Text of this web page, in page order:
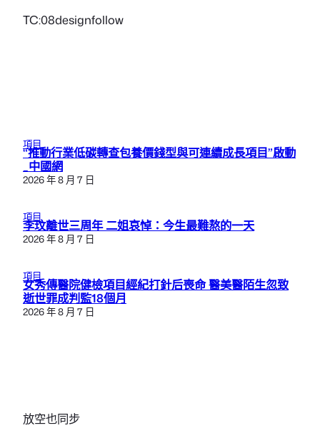
TC:08designfollow
項目
“推動行業低碳轉查包養價錢型與可連續成長項目”啟動
_中國網
2026 年 8 月 7 日
項目
李玟離世三周年 二姐哀悼：今生最難熬的一天
2026 年 8 月 7 日
項目
女秀傳醫院健檢項目經紀打針后喪命 醫美醫陌生忽致
逝世罪成判監18個月
2026 年 8 月 7 日
放空也同步